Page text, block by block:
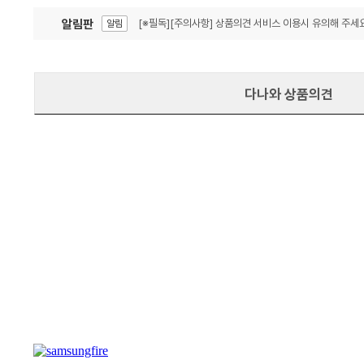
알림판 알림 [※필독][주의사항] 상품의견 서비스 이용시 유의해 주세
다나와 상품의견